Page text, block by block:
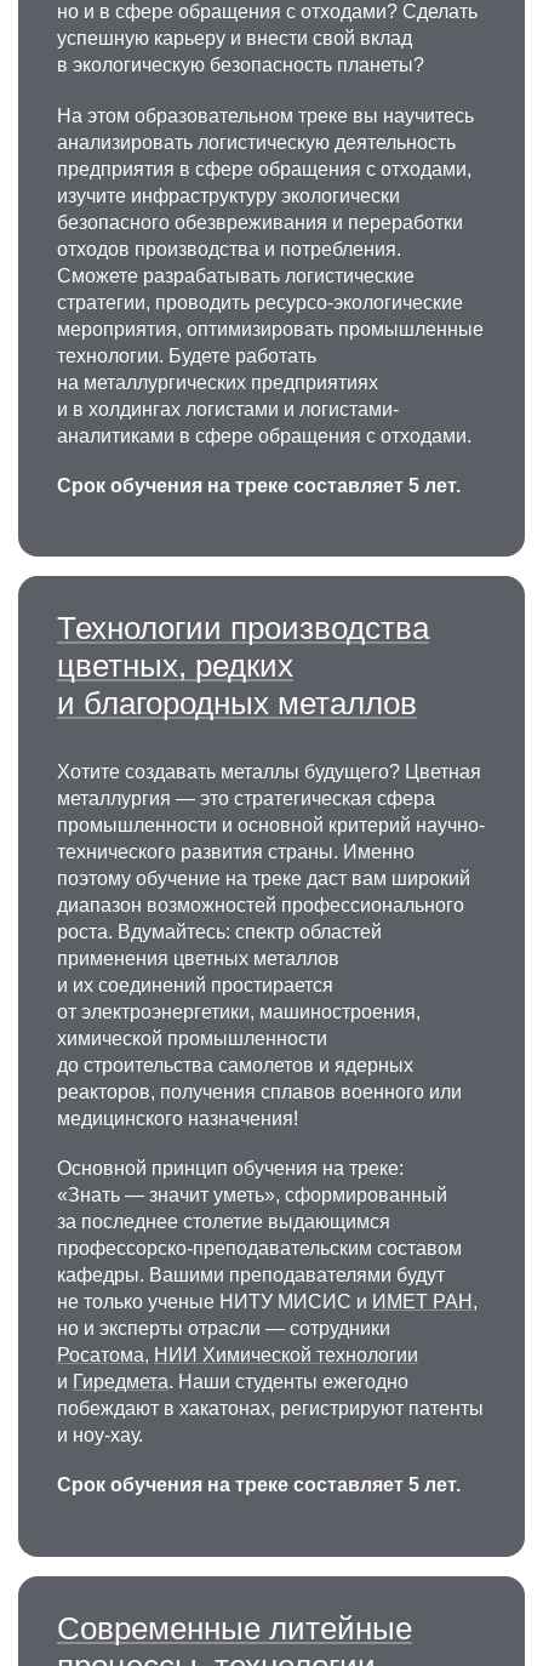
но и в сфере обращения с отходами? Сделать
успешную карьеру и внести свой вклад
в экологическую безопасность планеты?
На этом образовательном треке вы научитесь
анализировать логистическую деятельность
предприятия в сфере обращения с отходами,
изучите инфраструктуру экологически
безопасного обезвреживания и переработки
отходов производства и потребления.
Сможете разрабатывать логистические
стратегии, проводить ресурсо-экологические
мероприятия, оптимизировать промышленные
технологии. Будете работать
на металлургических предприятиях
и в холдингах логистами и логистами-
аналитиками в сфере обращения с отходами.
Срок обучения на треке составляет 5 лет.
Технологии производства
цветных, редких
и благородных металлов
Хотите создавать металлы будущего? Цветная
металлургия — это стратегическая сфера
промышленности и основной критерий научно-
технического развития страны. Именно
поэтому обучение на треке даст вам широкий
диапазон возможностей профессионального
роста. Вдумайтесь: спектр областей
применения цветных металлов
и их соединений простирается
от электроэнергетики, машиностроения,
химической промышленности
до строительства самолетов и ядерных
реакторов, получения сплавов военного или
медицинского назначения!
Основной принцип обучения на треке:
«Знать — значит уметь», сформированный
за последнее столетие выдающимся
профессорско-преподавательским составом
кафедры. Вашими преподавателями будут
не только ученые НИТУ МИСИС и ИМЕТ РАН ,
но и эксперты отрасли — сотрудники
Росатома, НИИ Химической технологии
и Гиредмета. Наши студенты ежегодно
побеждают в хакатонах, регистрируют патенты
и ноу-хау.
Срок обучения на треке составляет 5 лет.
Современные литейные